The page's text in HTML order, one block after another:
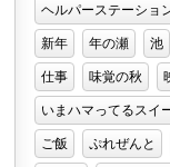
ヘルパーステーショ
新年 年の瀬 池
仕事 味覚の秋
いまハマってるスイ
ご飯 ぷれぜんと